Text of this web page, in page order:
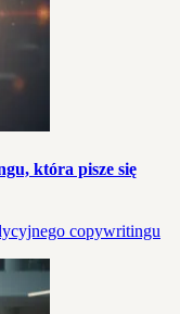
która pisze się
copywritingu